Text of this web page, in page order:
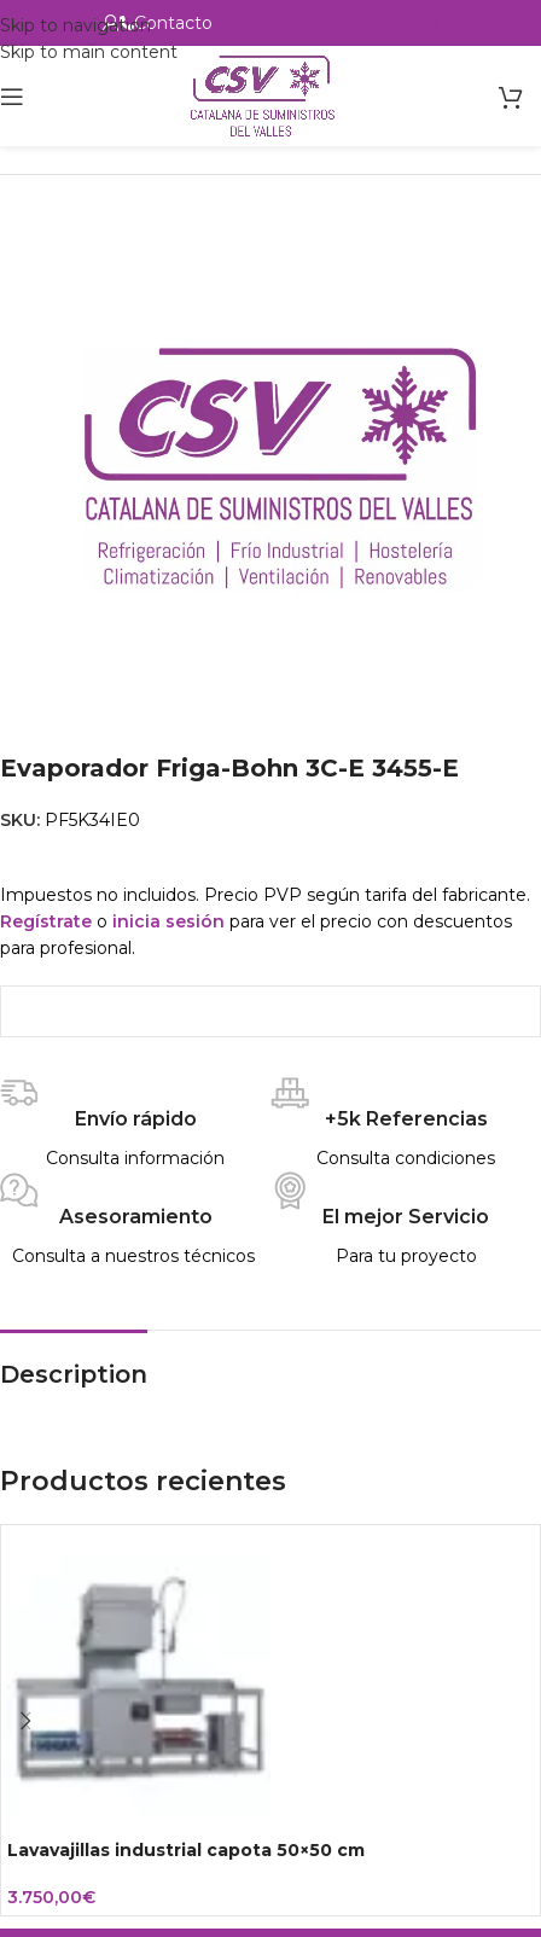
Skip to navigation
Skip to main content
Contacto
Intercambio
Evaporador Friga-Bohn 3C-E 3455-E
SKU: PF5K34IE0
Impuestos no incluidos. Precio PVP según tarifa del fabricante.
Regístrate o inicia sesión para ver el precio con descuentos
para profesional.
Envío rápido
Consulta información
+5k Referencias
Consulta condiciones
Asesoramiento
Consulta a nuestros técnicos
El mejor Servicio
Para tu proyecto
Description
Productos recientes
Lavavajillas industrial capota 50×50 cm
3.750,00€